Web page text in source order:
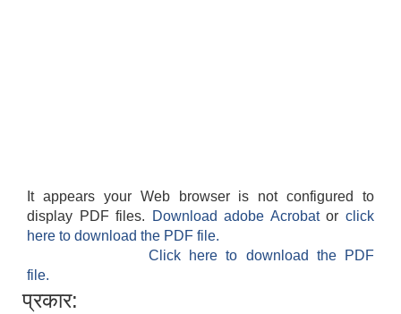
It appears your Web browser is not configured to
display PDF files.
Download adobe Acrobatorclick
here to download the PDF file.
Click here to download the PDF
file.
प्रकार: